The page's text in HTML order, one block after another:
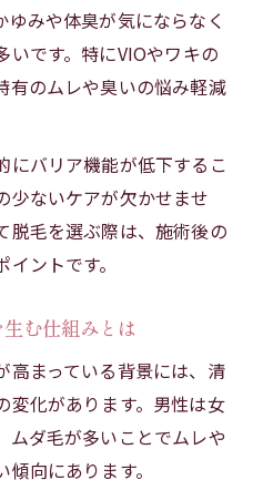
みや体臭が気にならなく
いです。特にVIOやワキの
有のムレや臭いの悩み軽減
にバリア機能が低下するこ
少ないケアが欠かせませ
脱毛を選ぶ際は、施術後の
ントです。
む仕組みとは
高まっている背景には、清
変化があります。男性は女
ムダ毛が多いことでムレや
向にあります。